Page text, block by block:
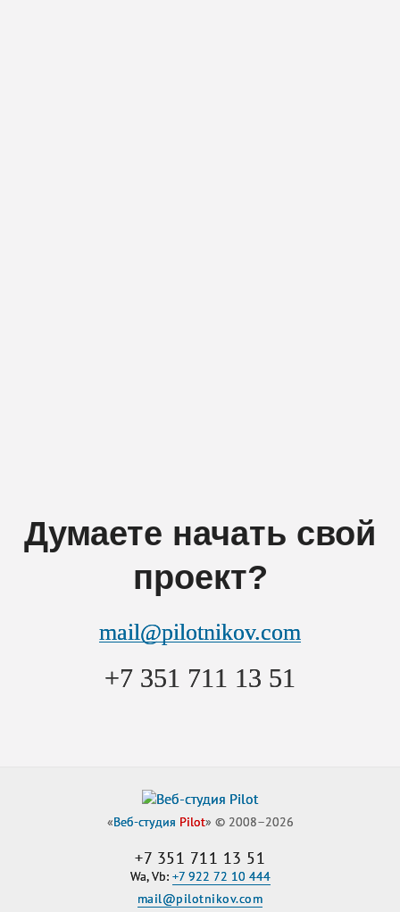
Думаете начать свой
проект?
mail@pilotnikov.com
+7 351 711 13 51
«Веб-студия Pilot» © 2008–2026
+7 351 711 13 51
Wa, Vb: +7 922 72 10 444
mail@pilotnikov.com